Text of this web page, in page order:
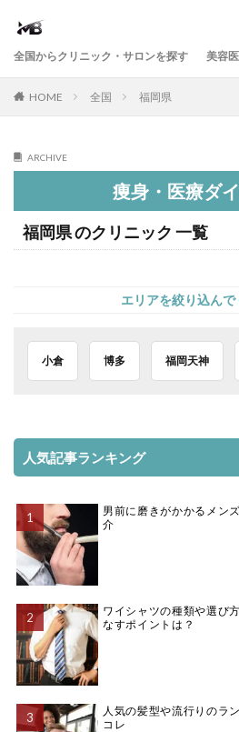
全国からクリニック・サロンを探す 美容
HOME 全国 福岡県
ARCHIVE
痩身・医療ダ
福岡県 のクリニック 一覧
エリアを絞り込ん
小倉 博多 福岡天神
人気記事ランキング
男前に磨きがかかるメン
介
ワイシャツの種類や選び
なすポイントは？
人気の髪型や流行りのラ
コレ